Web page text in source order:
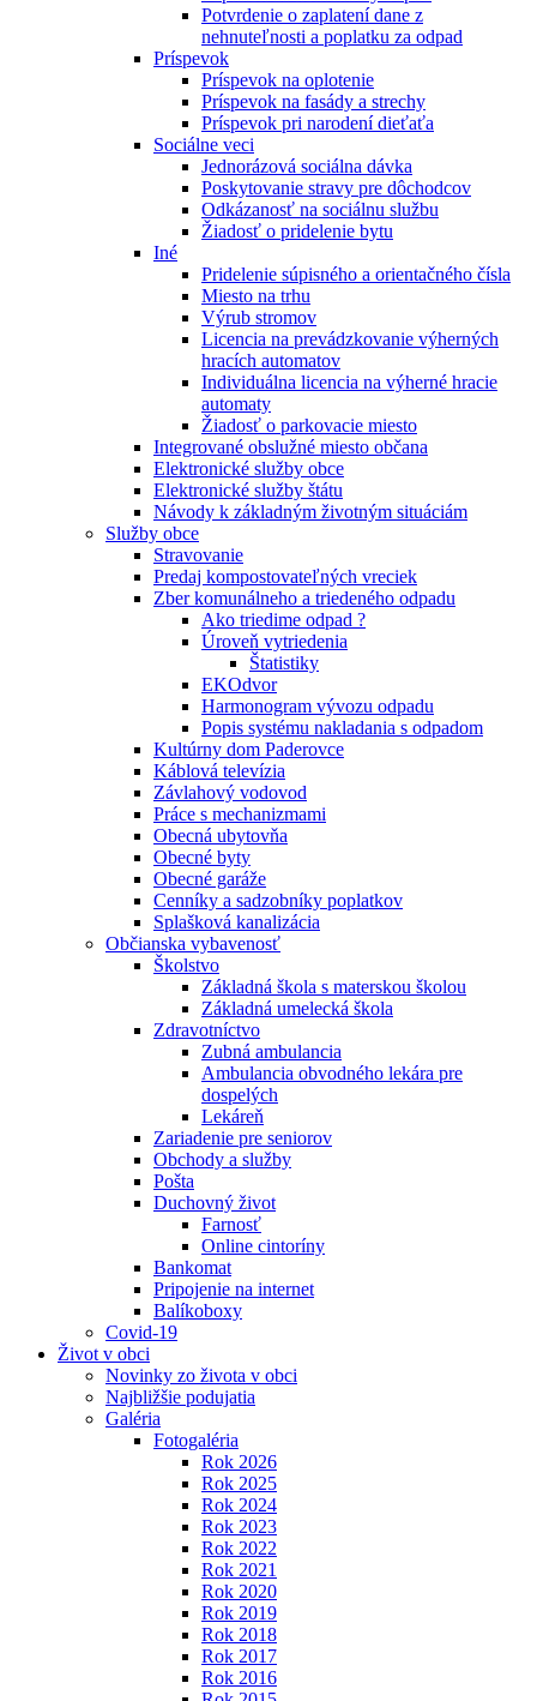
Potvrdenie o zaplatení dane z
nehnuteľnosti a poplatku za odpad
Príspevok
Príspevok na oplotenie
Príspevok na fasády a strechy
Príspevok pri narodení dieťaťa
Sociálne veci
Jednorázová sociálna dávka
Poskytovanie stravy pre dôchodcov
Odkázanosť na sociálnu službu
Žiadosť o pridelenie bytu
Iné
Pridelenie súpisného a orientačného čísla
Miesto na trhu
Výrub stromov
Licencia na prevádzkovanie výherných
hracích automatov
Individuálna licencia na výherné hracie
automaty
Žiadosť o parkovacie miesto
Integrované obslužné miesto občana
Elektronické služby obce
Elektronické služby štátu
Návody k základným životným situáciám
Služby obce
Stravovanie
Predaj kompostovateľných vreciek
Zber komunálneho a triedeného odpadu
Ako triedime odpad ?
Úroveň vytriedenia
Štatistiky
EKOdvor
Harmonogram vývozu odpadu
Popis systému nakladania s odpadom
Kultúrny dom Paderovce
Káblová televízia
Závlahový vodovod
Práce s mechanizmami
Obecná ubytovňa
Obecné byty
Obecné garáže
Cenníky a sadzobníky poplatkov
Splašková kanalizácia
Občianska vybavenosť
Školstvo
Základná škola s materskou školou
Základná umelecká škola
Zdravotníctvo
Zubná ambulancia
Ambulancia obvodného lekára pre
dospelých
Lekáreň
Zariadenie pre seniorov
Obchody a služby
Pošta
Duchovný život
Farnosť
Online cintoríny
Bankomat
Pripojenie na internet
Balíkoboxy
Covid-19
Život v obci
Novinky zo života v obci
Najbližšie podujatia
Galéria
Fotogaléria
Rok 2026
Rok 2025
Rok 2024
Rok 2023
Rok 2022
Rok 2021
Rok 2020
Rok 2019
Rok 2018
Rok 2017
Rok 2016